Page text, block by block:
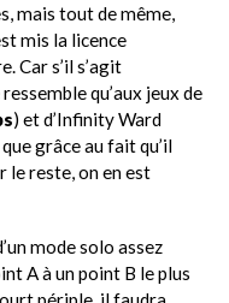
mais tout de même,
mis la licence
Car s’il s’agit
ressemble qu’aux jeux de
) et d’Infinity Ward
que grâce au fait qu’il
le reste, on en est
mode solo assez
A à un point B le plus